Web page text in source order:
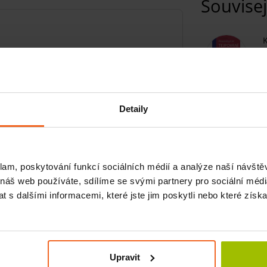
Detaily
poskytování funkcí sociálních médií a analýze naší
web používáte, sdílíme se svými partnery pro sociální
s dalšími informacemi, které jste jim poskytli nebo které
Upravit
, avšak svým hravým vzorem